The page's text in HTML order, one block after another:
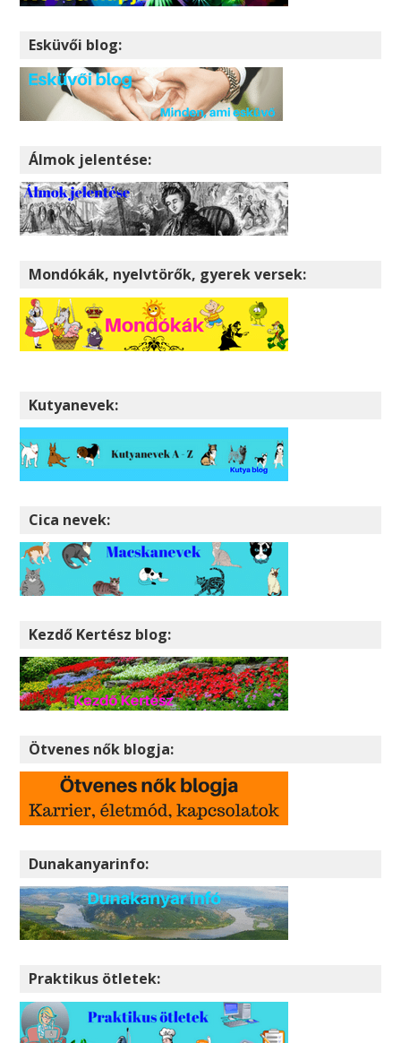
Esküvői blog:
Álmok jelentése:
Mondókák, nyelvtörők, gyerek versek:
Kutyanevek:
Cica nevek:
Kezdő Kertész blog:
Ötvenes nők blogja:
Dunakanyarinfo:
Praktikus ötletek: